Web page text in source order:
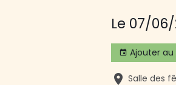
Le 07/
Ajouter
Salle des